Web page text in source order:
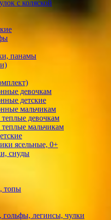
с коляской
панамы
девочкам
детские
мальчикам
девочкам
мальчикам
ясельные, 0+
снуды
топы
легинсы, чулки